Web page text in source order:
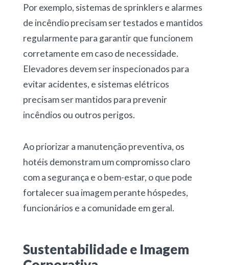
Por exemplo, sistemas de sprinklers e alarmes
de incêndio precisam ser testados e mantidos
regularmente para garantir que funcionem
corretamente em caso de necessidade.
Elevadores devem ser inspecionados para
evitar acidentes, e sistemas elétricos
precisam ser mantidos para prevenir
incêndios ou outros perigos.
Ao priorizar a manutenção preventiva, os
hotéis demonstram um compromisso claro
com a segurança e o bem-estar, o que pode
fortalecer sua imagem perante hóspedes,
funcionários e a comunidade em geral.
Sustentabilidade e Imagem